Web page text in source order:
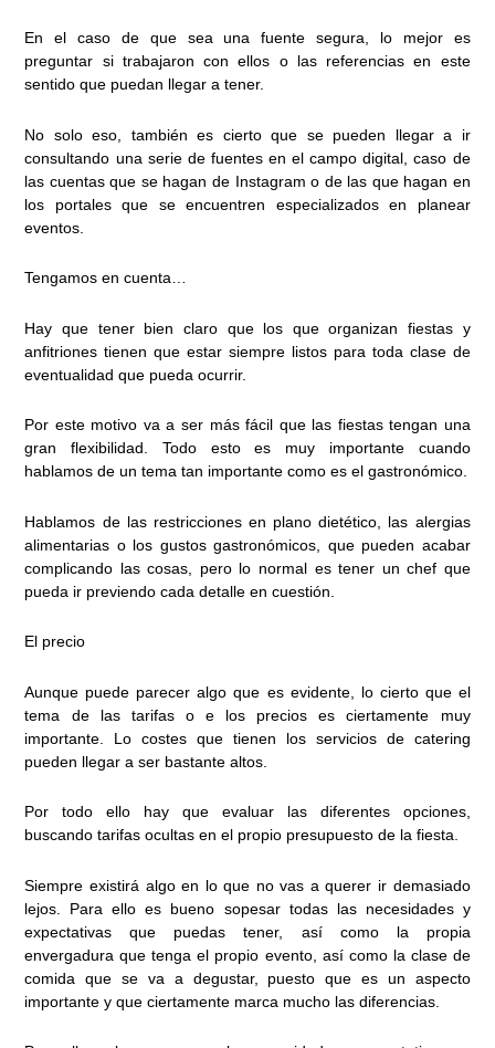
En el caso de que sea una fuente segura, lo mejor es
preguntar si trabajaron con ellos o las referencias en este
sentido que puedan llegar a tener.
No solo eso, también es cierto que se pueden llegar a ir
consultando una serie de fuentes en el campo digital, caso de
las cuentas que se hagan de Instagram o de las que hagan en
los portales que se encuentren especializados en planear
eventos.
Tengamos en cuenta…
Hay que tener bien claro que los que organizan fiestas y
anfitriones tienen que estar siempre listos para toda clase de
eventualidad que pueda ocurrir.
Por este motivo va a ser más fácil que las fiestas tengan una
gran flexibilidad. Todo esto es muy importante cuando
hablamos de un tema tan importante como es el gastronómico.
Hablamos de las restricciones en plano dietético, las alergias
alimentarias o los gustos gastronómicos, que pueden acabar
complicando las cosas, pero lo normal es tener un chef que
pueda ir previendo cada detalle en cuestión.
El precio
Aunque puede parecer algo que es evidente, lo cierto que el
tema de las tarifas o e los precios es ciertamente muy
importante. Lo costes que tienen los servicios de catering
pueden llegar a ser bastante altos.
Por todo ello hay que evaluar las diferentes opciones,
buscando tarifas ocultas en el propio presupuesto de la fiesta.
Siempre existirá algo en lo que no vas a querer ir demasiado
lejos. Para ello es bueno sopesar todas las necesidades y
expectativas que puedas tener, así como la propia
envergadura que tenga el propio evento, así como la clase de
comida que se va a degustar, puesto que es un aspecto
importante y que ciertamente marca mucho las diferencias.